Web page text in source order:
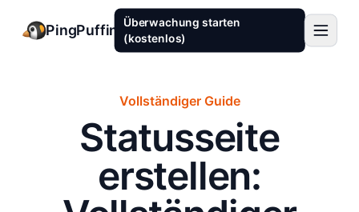
PingPuffin Überwachung starten
(kostenlos)
Vollständiger Guide
Statusseite
erstellen: